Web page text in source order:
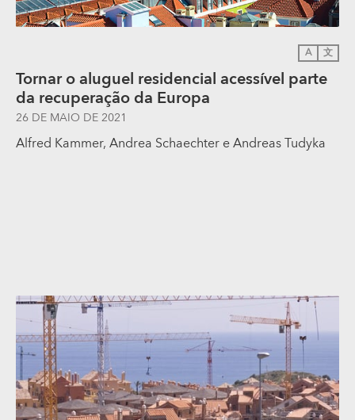
A 文
Tornar o aluguel residencial acessível parte
da recuperação da Europa
26 DE MAIO DE 2021
Alfred Kammer,Andrea SchaechtereAndreas Tudyka